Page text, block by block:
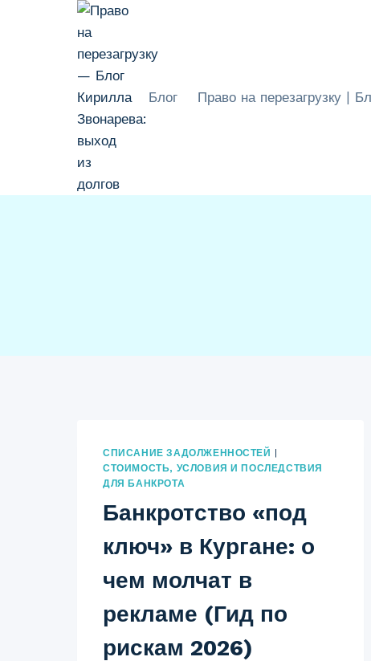
содержимому
Блог Право на перезагрузку |
СПИСАНИЕ ЗАДОЛЖЕННОСТЕЙ
СТОИМОСТЬ, УСЛОВИЯ И ПОСЛЕДСТВИЯ
ДЛЯ БАНКРОТА
Банкротство «под
ключ» в Кургане: о
чем молчат в
рекламе (Гид по
рискам 2026)